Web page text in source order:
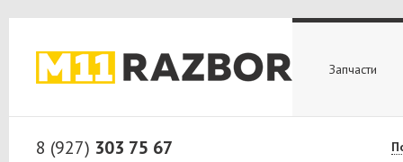
Запчасти
8 (927) 303 75 67